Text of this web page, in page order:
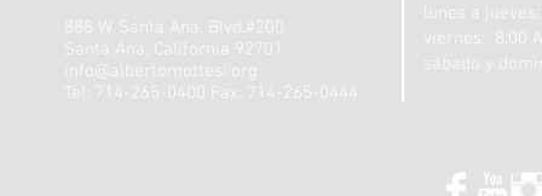
888 W. Santa Ana, Blvd.#200
Santa Ana, California 92701
info@albertomottesi.org
Tel: 714-265-0400 Fax: 714-265-0444
lunes a
viernes: 8:00
sábado y